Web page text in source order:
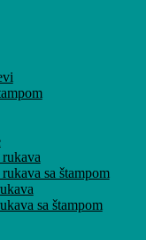
sa štampom
sa štampom